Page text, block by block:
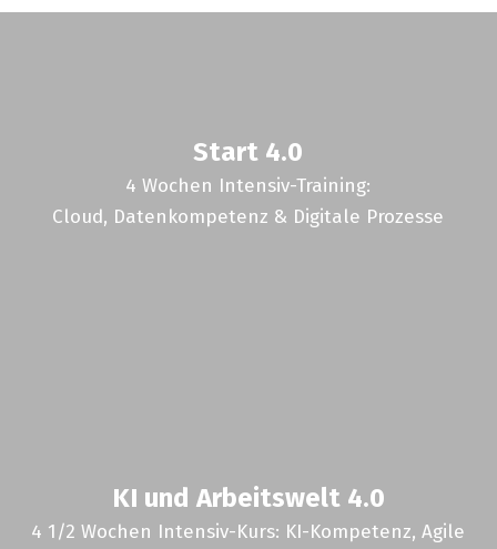
Start 4.0
4 Wochen Intensiv-Training:
Cloud, Datenkompetenz & Digitale Prozesse
KI und Arbeitswelt 4.0
4 1/2 Wochen Intensiv-Kurs: KI-Kompetenz, Agile